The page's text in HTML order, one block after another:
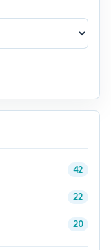
42
22
20